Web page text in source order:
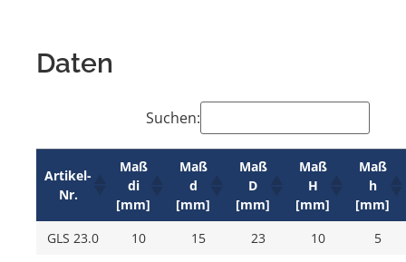
Daten
Suchen:
Artikel-
Nr.
Maß
di
[mm]
Maß
d
[mm]
Maß
D
[mm]
Maß
H
[mm]
Maß
h
[mm]
GLS 23.0
10 15 23 10
5